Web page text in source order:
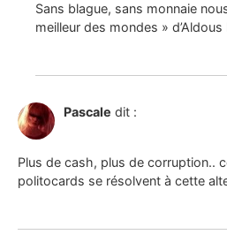
Sans blague, sans monnaie
meilleur des mondes » d’Aldous
Pascale dit :
Plus de cash, plus de corruption..
politocards se résolvent à cette